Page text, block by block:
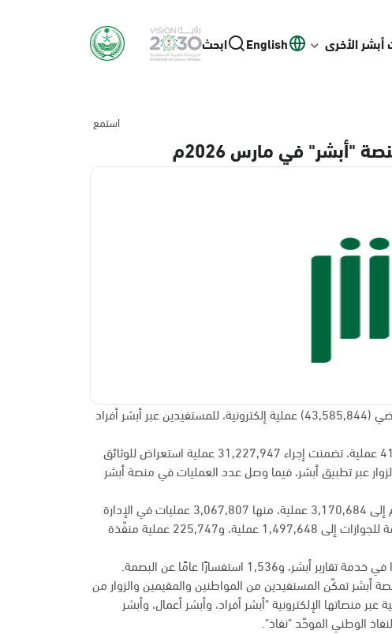
الأخرى English ابحث
استمع
نفذت منصة وزارة الداخلية الإلكترونية "أبشر" خلال شهر مارس الماضي (43,585,844) عملية إلكترونية، للمستفيدين عبر أبشر أفراد
ومن خلال منصة أبشر أفراد بلغ عدد العمليات المنفذة 41,346,499 عملية، تضمنت إجراء 31,227,947 عملية استعراض للوثائق
عبر تطبيق أبشر، فيما وصل عدد العمليات في منصة أبشر
ووصل عدد العمليات المنفذة لخدمات المديرية العامة للأمن العام إلى 3,170,684 عملية، منها 3,067,807 عمليات في الإدارة
العامة للمرور، فيما وصل عدد العمليات المنفذة في المديرية العامة للجوازات إلى 1,497,648 عملية، و225,747 عملية منفّذة
أبشر تمكّن المستفيدين من المواطنين والمقيمين والزوار من
منصاتها الإلكترونية "أبشر أفراد، وأبشر أعمال، وأبشر
الوطني الموحّد "نفاذ".